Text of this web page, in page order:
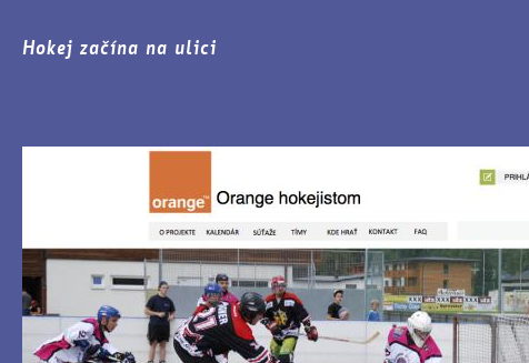
Hokej začína na ulici